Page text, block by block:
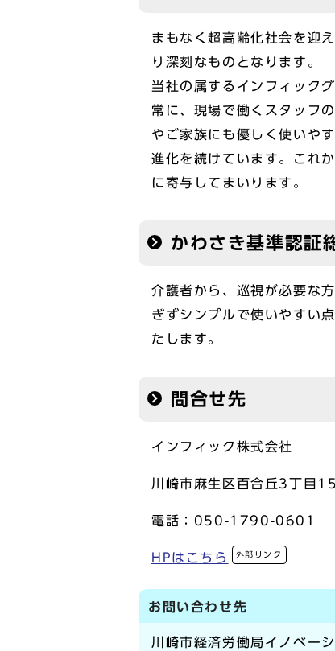
まもなく超高齢化社会を迎
り深刻なものとなります。
当社の属するインフィック
常に、現場で働くスタッフ
やご家族にも優しく使いや
進化を続けています。これ
に寄与してまいります。
かわさき基準認証
介護者から、巡視が必要な
ぎずシンプルで使いやすい
たします。
問合せ先
インフィック株式会社
川崎市麻生区百合丘3丁目
電話：050-1790-0601
HPはこちら 外部リンク
お問い合わせ先
川崎市経済労働局イノベー